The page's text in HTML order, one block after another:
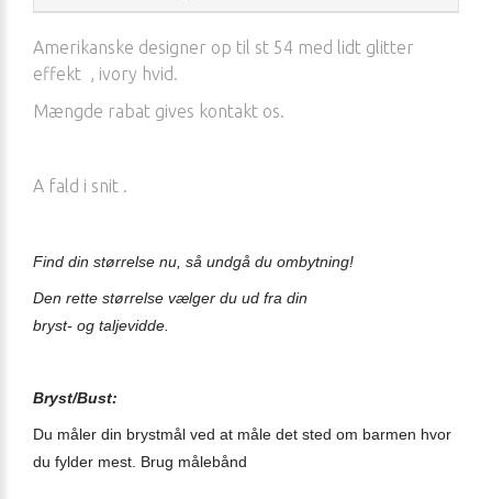
Amerikanske designer op til st 54 med lidt glitter
effekt , ivory hvid.
Mængde rabat gives kontakt os.
A fald i snit .
Find din størrelse nu, så undgå du ombytning!
Den rette størrelse vælger du ud fra din
bryst- og taljevidde.
Bryst/Bust:
Du måler din brystmål ved at måle det sted om barmen hvor
du fylder mest. Brug målebånd